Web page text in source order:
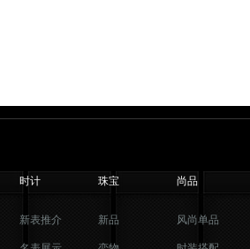
时计 珠宝 尚品
新表推介 新品 风尚单品